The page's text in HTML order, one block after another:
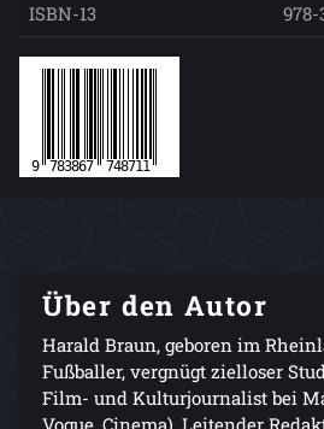
ISBN-13
978-
Über den Autor
Harald Braun, geboren im
Fußballer, vergnügt zielloser
Film- und Kulturjournalist bei